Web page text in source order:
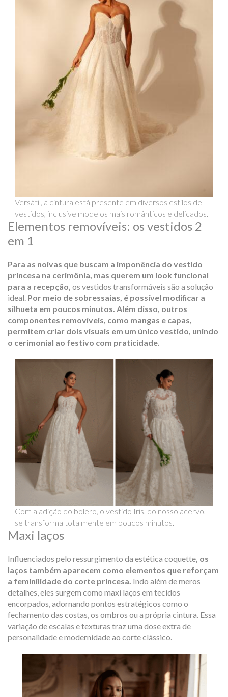
Versátil, a cintura está presente em diversos estilos de
vestidos, inclusive modelos mais românticos e delicados.
Elementos removíveis: os vestidos 2
em 1
Para as noivas que buscam a imponência do vestido
princesa na cerimônia, mas querem um look funcional
para a recepção, os vestidos transformáveis são a solução
ideal. Por meio de sobressaias, é possível modificar a
silhueta em poucos minutos. Além disso, outros
componentes removíveis, como mangas e capas,
permitem criar dois visuais em um único vestido, unindo
o cerimonial ao festivo com praticidade.
Com a adição do bolero, o vestido Iris, do nosso acervo,
se transforma totalmente em poucos minutos.
Maxi laços
Influenciados pelo ressurgimento da estética coquette, os
laços também aparecem como elementos que reforçam
a feminilidade do corte princesa. Indo além de meros
detalhes, eles surgem como maxi laços em tecidos
encorpados, adornando pontos estratégicos como o
fechamento das costas, os ombros ou a própria cintura. Essa
variação de escalas e texturas traz uma dose extra de
personalidade e modernidade ao corte clássico.